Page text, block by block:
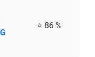
⭐ 86 %